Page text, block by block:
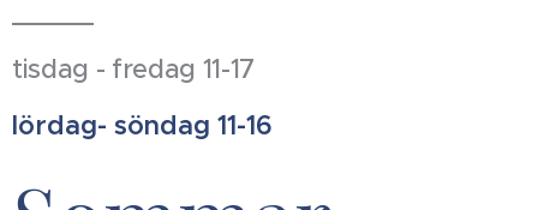
tisdag - fredag 11-17
lördag- söndag 11-16